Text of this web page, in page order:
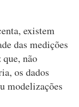
existem
das medições
não
os dados
modelizações